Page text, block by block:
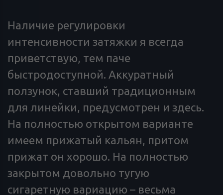
Наличие регулировки
интенсивности затяжки я всегда
приветствую, тем паче
быстродоступной. Аккуратный
ползунок, ставший традиционным
для линейки, предусмотрен и здесь.
На полностью открытом варианте
имеем прижатый кальян, притом
прижат он хорошо. На полностью
закрытом довольно тугую
сигаретную вариацию – весьма